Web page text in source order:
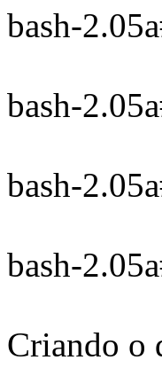
bash-
bash-
bash-
bash-
Criando o